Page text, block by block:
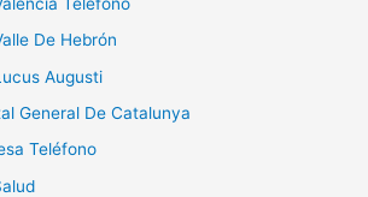
De Hebrón
Augusti
General De Catalunya
Teléfono